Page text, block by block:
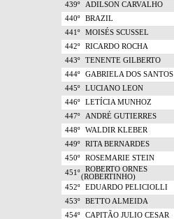
439º
ADILSON CARVALHO
440º
BRAZIL
441º
MOISÉS SCUSSEL
442º
RICARDO ROCHA
443º
TENENTE GILBERTO
444º
GABRIELA DOS SANTOS
445º
LUCIANO LEON
446º
LETÍCIA MUNHOZ
447º
ANDRÉ GUTIERRES
448º
WALDIR KLEBER
449º
RITA BERNARDES
450º
ROSEMARIE STEIN
451º
ROBERTO ORNES
(ROBERTINHO)
452º
EDUARDO PELICIOLLI
453º
BETTO ALMEIDA
454º
CAPITÃO JULIO CESAR